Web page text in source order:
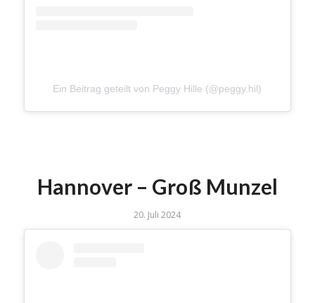
Ein Beitrag geteilt von Peggy Hille (@peggy.hil)
Hannover – Groß Munzel
20. Juli 2024